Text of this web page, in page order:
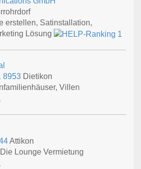
erstellen, Satinstallation,
Lösung
8953 Dietikon
Villen
Attikon
Lounge Vermietung